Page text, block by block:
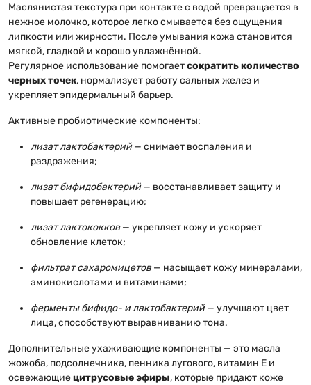
Маслянистая текстура при контакте с водой превращается в
нежное молочко, которое легко смывается без ощущения
липкости или жирности. После умывания кожа становится
мягкой, гладкой и хорошо увлажнённой.
Регулярное использование помогаетсократить количество
черных точек, нормализует работу сальных желез и
укрепляет эпидермальный барьер.
Активные пробиотические компоненты:
лизат лактобактерий— снимает воспаления и
раздражения;
лизат бифидобактерий— восстанавливает защиту и
повышает регенерацию;
лизат лактококков— укрепляет кожу и ускоряет
обновление клеток;
фильтрат сахаромицетов— насыщает кожу минералами,
аминокислотами и витаминами;
ферменты бифидо- и лактобактерий— улучшают цвет
лица, способствуют выравниванию тона.
Дополнительные ухаживающие компоненты — это масла
жожоба, подсолнечника, пенника лугового, витамин Е и
освежающиецитрусовые эфиры, которые придают коже